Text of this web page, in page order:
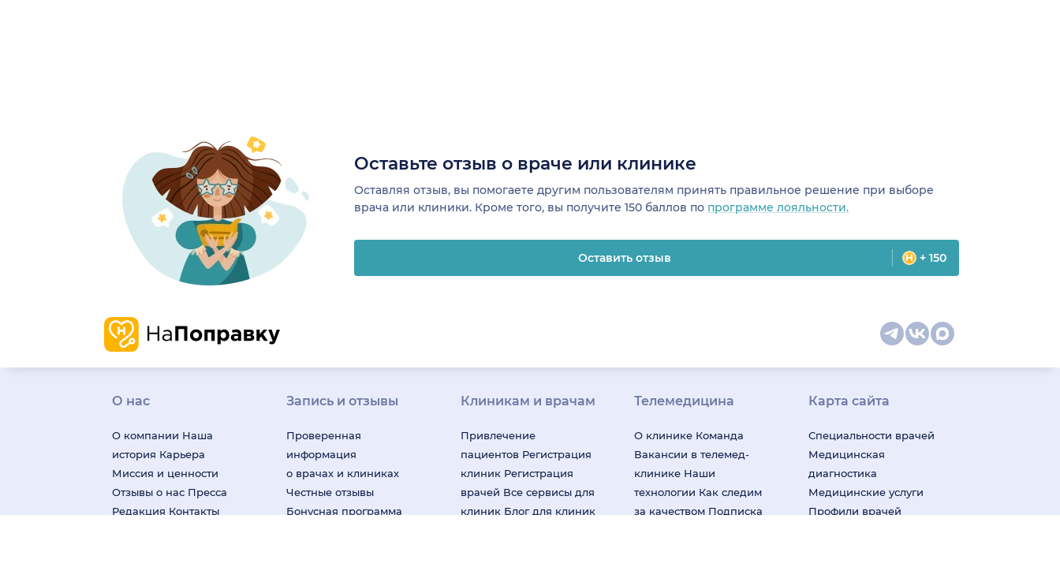
Оставьте отзыв о враче или клинике
Оставляя отзыв, вы помогаете другим пользователям принять правильное решение при выборе
врача или клиники. Кроме того, вы получите 150 баллов по программе лояльности.
Оставить отзыв + 150
О нас
О компании Наша
история Карьера
Миссия и ценности
Отзывы о нас Пресса
Редакция Контакты
Запись и отзывы
Проверенная
информация
о врачах и клиниках
Честные отзывы
Бонусная программа
Клиникам и врачам
Привлечение
пациентов Регистрация
клиник Регистрация
врачей Все сервисы для
клиник Блог для клиник
Телемедицина
О клинике Команда
Вакансии в телемед-
клинике Наши
технологии Как следим
за качеством Подписка
Карта сайта
Специальности врачей
Медицинская
диагностика
Медицинские услуги
Профили врачей